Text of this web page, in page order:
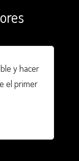
y hacer
el primer